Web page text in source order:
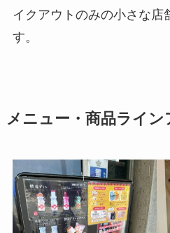
イクアウトのみの小さな店
す。
メニュー・商品ライン